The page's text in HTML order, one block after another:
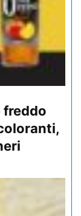
freddo